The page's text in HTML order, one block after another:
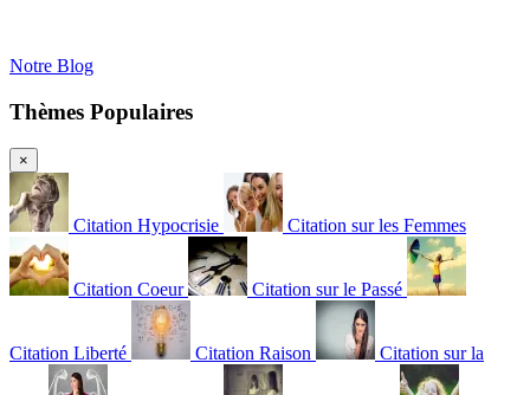
Notre Blog
Thèmes Populaires
×
Citation Hypocrisie Citation sur les Femmes
Citation Coeur Citation sur le Passé
Citation Liberté Citation Raison Citation sur la